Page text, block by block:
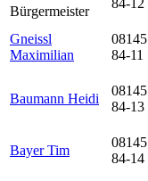
Bürgermeister
84-12
Gneissl
Maximilian
08145
84-11
Baumann Heidi
08145
84-13
Bayer Tim
08145
84-14